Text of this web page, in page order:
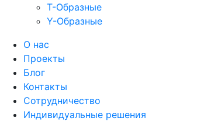
Т-Образные
Y-Образные
О нас
Проекты
Блог
Контакты
Сотрудничество
Индивидуальные решения